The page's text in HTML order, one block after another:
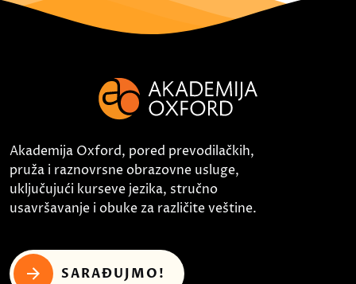
Akademija Oxford, pored prevodilačkih,
pruža i raznovrsne obrazovne usluge,
uključujući kurseve jezika, stručno
usavršavanje i obuke za različite veštine.
SARAĐUJMO!